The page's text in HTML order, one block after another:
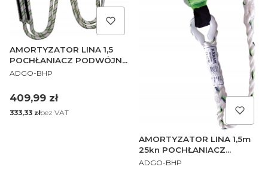
AMORTYZATOR LINA 1,5
POCHŁANIACZ PODWÓJNY
ŚCIĄGACZ
PRODUCENT
ADGO-BHP
Cena
409,99 zł
Cena
333,33 złbez VAT
AMORTYZATOR LINA 1,5m
25kn POCHŁANIACZ
ENERGII
PRODUCENT
ADGO-BHP